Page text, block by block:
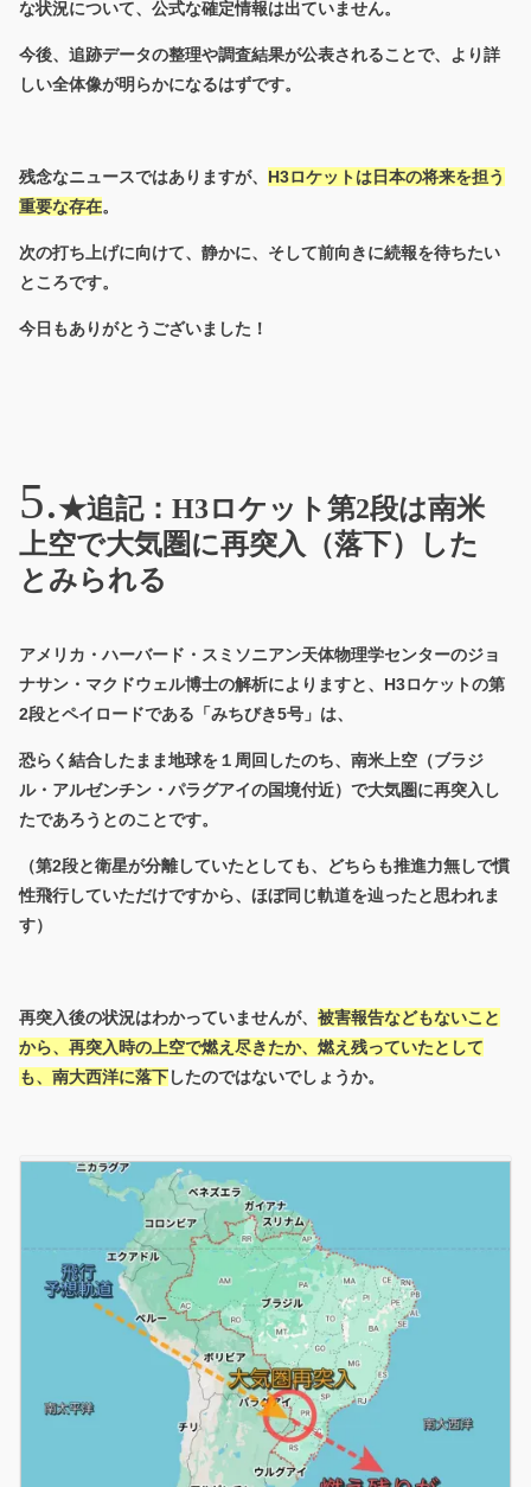
な状況について、公式な確定情報は出ていません。
今後、追跡データの整理や調査結果が公表されることで、より詳
しい全体像が明らかになるはずです。
残念なニュースではありますが、 H3ロケットは日本の将来を担う
重要な存在。
次の打ち上げに向けて、静かに、そして前向きに続報を待ちたい
ところです。
今日もありがとうございました！
★追記：H3ロケット第2段は南米
上空で大気圏に再突入（落下）した
とみられる
アメリカ・ハーバード・スミソニアン天体物理学センターのジョ
ナサン・マクドウェル博士の解析によりますと、H3ロケットの第
2段とペイロードである「みちびき5号」は、
恐らく結合したまま地球を１周回したのち、南米上空（ブラジ
ル・アルゼンチン・パラグアイの国境付近）で大気圏に再突入し
たであろうとのことです。
（第2段と衛星が分離していたとしても、どちらも推進力無しで慣
性飛行していただけですから、ほぼ同じ軌道を辿ったと思われま
す）
再突入後の状況はわかっていませんが、 被害報告などもないこと
から、再突入時の上空で燃え尽きたか、燃え残っていたとして
も、南大西洋に落下したのではないでしょうか。